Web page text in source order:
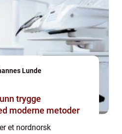
Lunde
moderne metoder
et nordnorsk